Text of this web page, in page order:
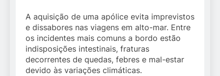
A aquisição de uma apólice evita imprevistos
e dissabores nas viagens em alto-mar. Entre
os incidentes mais comuns a bordo estão
indisposições intestinais, fraturas
decorrentes de quedas, febres e mal-estar
devido às variações climáticas.